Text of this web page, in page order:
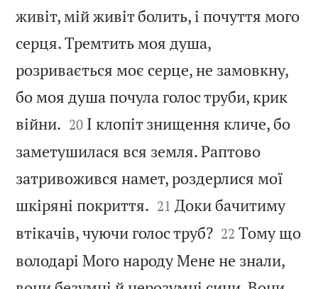
живіт, мій живіт болить, і почуття мого
серця. Тремтить моя душа,
розривається моє серце, не замовкну,
бо моя душа почула голос труби, крик
війни. 

20 І клопіт знищення кличе, бо
заметушилася вся земля. Раптово
затривожився намет, роздерлися мої
шкіряні покриття. 

21 Доки бачитиму
втікачів, чуючи голос труб?
22 Тому що
володарі Мого народу Мене не знали,